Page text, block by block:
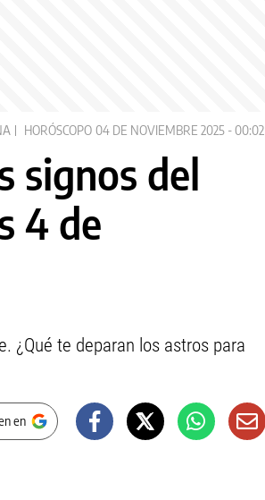
HORÓSCOPO 04 DE NOVIEMBRE 2025 - 00:02
signos del
4 de
¿Qué te deparan los astros para
en